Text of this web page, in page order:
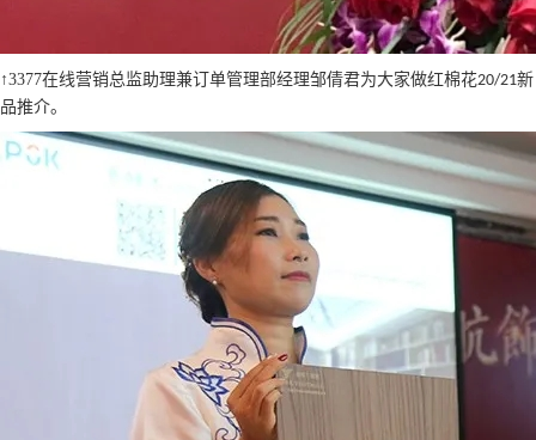
↑3377在线营销总监助理兼订单管理部经理邹倩君为大家做红棉花20/21新
品推介。